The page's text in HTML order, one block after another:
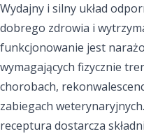
Wydajny i silny układ
dobrego zdrowia i
funkcjonowanie jest
wymagających fizycznie
chorobach,
zabiegach
receptura dostarcza